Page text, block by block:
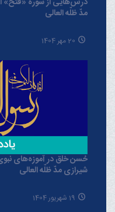
مدّ ظلّه العالی
20 مهر 1404
حُسن خلق در آموزه‌های
شیرازی مدّ ظلّه العالی
19 شهریور 1404